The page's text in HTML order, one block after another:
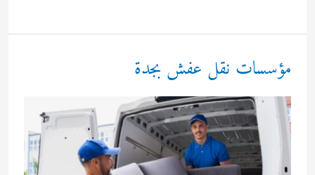
بجده
مؤسسات نقل عفش بجدة